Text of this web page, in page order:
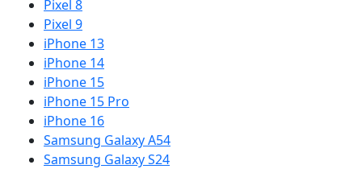
Pixel 8
Pixel 9
iPhone 13
iPhone 14
iPhone 15
iPhone 15 Pro
iPhone 16
Samsung Galaxy A54
Samsung Galaxy S24